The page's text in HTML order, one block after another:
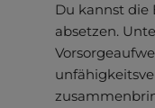
Du kannst die
absetzen.